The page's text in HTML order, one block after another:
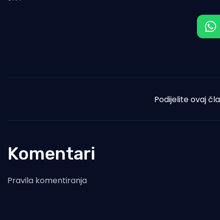
Podijelite ovaj
Komentari
Pravila komentiranja